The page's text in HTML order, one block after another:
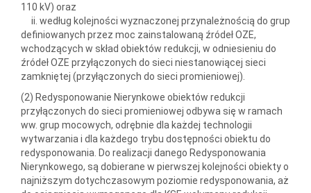
110 kV) oraz
ii. według kolejności wyznaczonej przynależnością do grup
definiowanych przez moc zainstalowaną źródeł OZE,
wchodzących w skład obiektów redukcji, w odniesieniu do
źródeł OZE przyłączonych do sieci niestanowiącej sieci
zamkniętej (przyłączonych do sieci promieniowej).
(2) Redysponowanie Nierynkowe obiektów redukcji
przyłączonych do sieci promieniowej odbywa się w ramach
ww. grup mocowych, odrębnie dla każdej technologii
wytwarzania i dla każdego trybu dostępności obiektu do
redysponowania. Do realizacji danego Redysponowania
Nierynkowego, są dobierane w pierwszej kolejności obiekty o
najniższym dotychczasowym poziomie redysponowania, aż